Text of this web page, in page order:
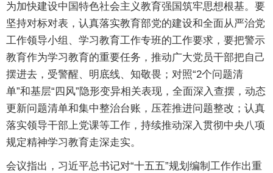
为加快建设中国特色社会主义教育强国筑牢思想根基。要
坚持对标对表，认真落实教育部党的建设和全面从严治党
工作领导小组、学习教育工作专班的工作要求，要把警示
教育作为学习教育的重要任务，推动广大党员干部把自己
摆进去，受警醒、明底线、知敬畏；对照“2个问题清
单”和基层“四风”隐形变异相关表现，全面深入查摆，动态
更新问题清单和集中整治台账，压茬推进问题整改；认真
落实领导干部上党课等工作，持续推动深入贯彻中央八项
规定精神学习教育走深走实。
会议指出，习近平总书记对“十五五”规划编制工作作出重